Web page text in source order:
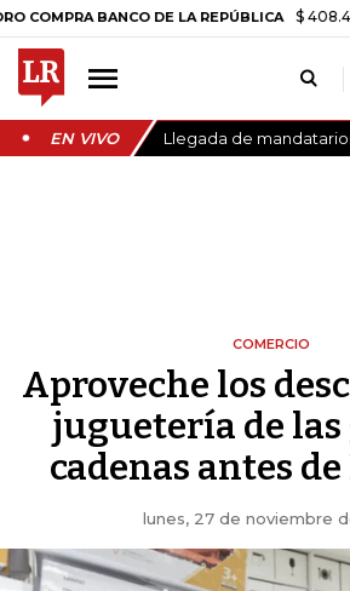
BANCO DE LA REPÚBLICA $ 408.498,97
EN VIVO Llegada de
COMERCIO
Aproveche los
juguetería de las
cadenas antes
lunes, 27 de noviembre